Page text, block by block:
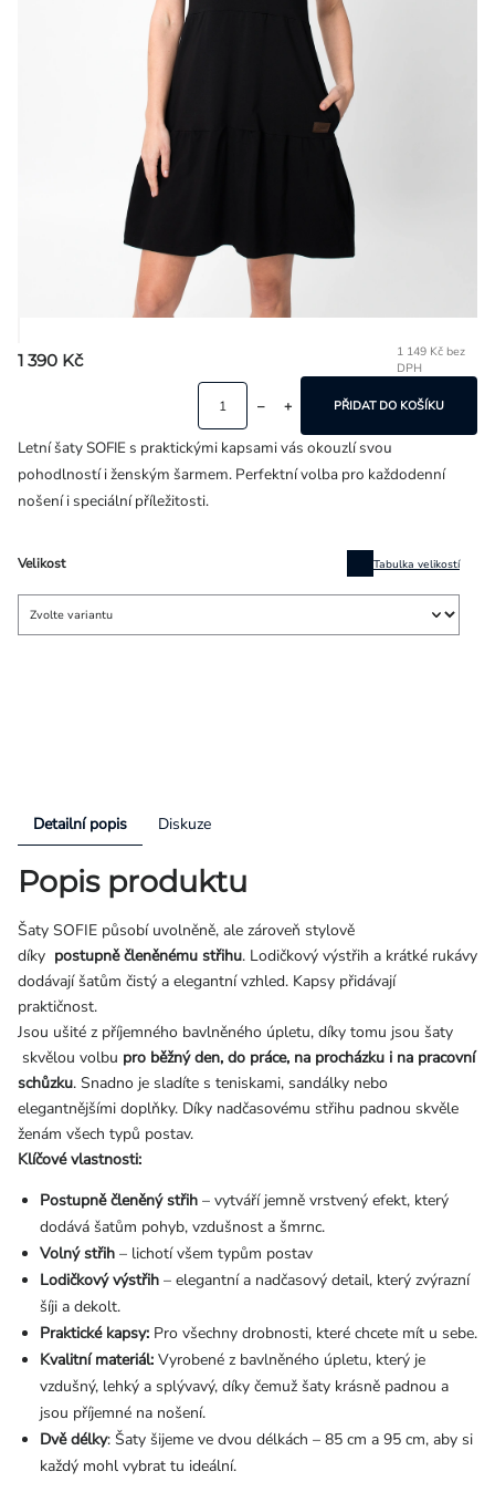
1 390 Kč
1 149 Kč bez
DPH
Velikost Tabulka velikostí
PŘIDAT DO KOŠÍKU
Letní šaty SOFIE s praktickými kapsami vás okouzlí svou
pohodlností i ženským šarmem. Perfektní volba pro každodenní
nošení i speciální příležitosti.
Detailní popis Diskuze
Popis produktu
Šaty SOFIE působí uvolněně, ale zároveň stylově
díky postupně členěnému střihu. Lodičkový výstřih a krátké rukávy
dodávají šatům čistý a elegantní vzhled. Kapsy přidávají
praktičnost.
Jsou ušité z příjemného bavlněného úpletu, díky tomu jsou šaty
skvělou volbu pro běžný den, do práce, na procházku i na pracovní
schůzku. Snadno je sladíte s teniskami, sandálky nebo
elegantnějšími doplňky. Díky nadčasovému střihu padnou skvěle
ženám všech typů postav.
Klíčové vlastnosti:
Postupně členěný střih – vytváří jemně vrstvený efekt, který
dodává šatům pohyb, vzdušnost a šmrnc.
Volný střih – lichotí všem typům postav
Lodičkový výstřih – elegantní a nadčasový detail, který zvýrazní
šíji a dekolt.
Praktické kapsy: Pro všechny drobnosti, které chcete mít u sebe.
Kvalitní materiál: Vyrobené z bavlněného úpletu, který je
vzdušný, lehký a splývavý, díky čemuž šaty krásně padnou a
jsou příjemné na nošení.
Dvě délky: Šaty šijeme ve dvou délkách – 85 cm a 95 cm, aby si
každý mohl vybrat tu ideální.